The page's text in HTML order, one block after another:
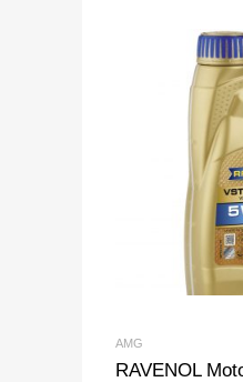
AMG
RAVENOL